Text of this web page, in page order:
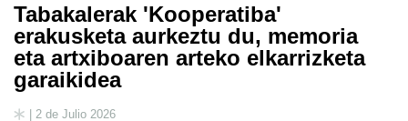
Tabakalerak 'Kooperatiba'
erakusketa aurkeztu du, memoria
eta artxiboaren arteko elkarrizketa
garaikidea
| 2 de Julio 2026